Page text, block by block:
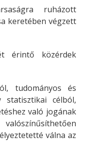
ruházott
keretében végzett
érintő közérdek
tudományos és
célból,
való jogának
válna az